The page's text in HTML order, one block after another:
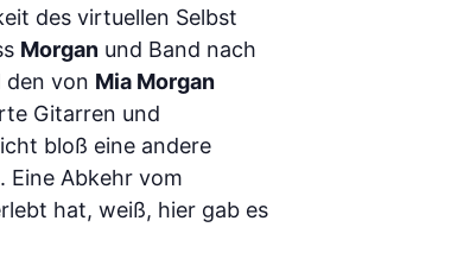
des virtuellen Selbst
Morgan und Band nach
den von Mia Morgan
Gitarren und
bloß eine andere
Eine Abkehr vom
hat, weiß, hier gab es